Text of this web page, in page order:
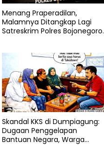
Menang Praperadilan,
Malamnya Ditangkap Lagi
Satreskrim Polres Bojonegoro,
Skandal KKS di Dumpiagung:
Dugaan Penggelapan
Bantuan Negara, Warga